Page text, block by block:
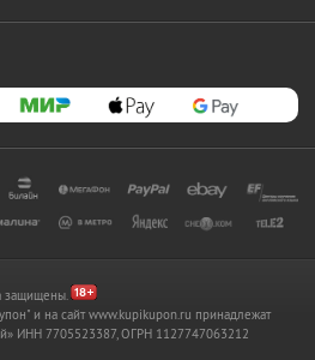
защищены.
и на сайт www.kupikupon.ru принадлежат
ИНН 7705523387, ОГРН 1127747063212